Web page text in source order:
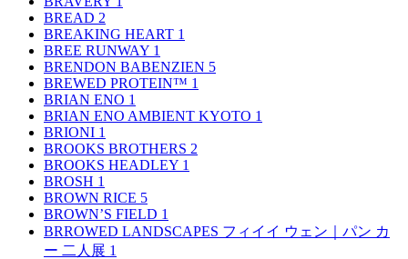
BREAD 2
BREAKING HEART 1
BREE RUNWAY 1
BRENDON BABENZIEN 5
BREWED PROTEIN™ 1
BRIAN ENO 1
BRIAN ENO AMBIENT KYOTO 1
BRIONI 1
BROOKS BROTHERS 2
BROOKS HEADLEY 1
BROSH 1
BROWN RICE 5
BROWN’S FIELD 1
BRROWED LANDSCAPES フィイイ ウェン｜パン カ
ー 二人展 1